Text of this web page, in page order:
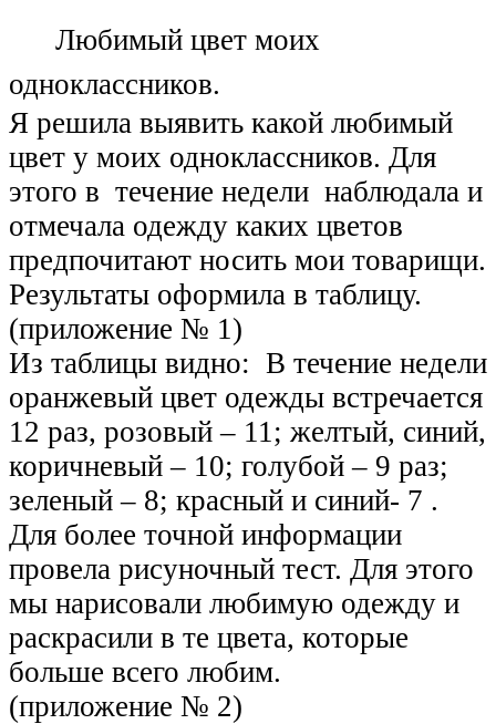
Любимый цвет моих
одноклассников.
Я решила выявить какой любимый
цвет у моих одноклассников. Для
этого в течение недели наблюдала и
отмечала одежду каких цветов
предпочитают носить мои товарищи.
Результаты оформила в таблицу.
(приложение № 1)
Из таблицы видно: В течение недели
оранжевый цвет одежды встречается
12 раз, розовый – 11; желтый, синий,
коричневый – 10; голубой – 9 раз;
зеленый – 8; красный и синий- 7 .
Для более точной информации
провела рисуночный тест. Для этого
мы нарисовали любимую одежду и
раскрасили в те цвета, которые
больше всего любим.
(приложение № 2)